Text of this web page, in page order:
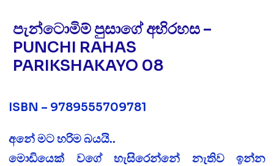
පැන්ටොමිම් පුසාගේ අභිරහස –
PUNCHI RAHAS
PARIKSHAKAYO 08
ISBN – 9789555709781
අනේ මට හරිම බයයි..
මොඩියෙක් වගේ හැසිරෙන්නේ නැතිව ඉන්න